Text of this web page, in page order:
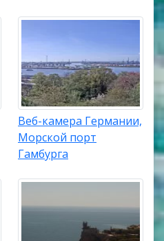
Веб-камера Германии,
Морской порт
Гамбурга